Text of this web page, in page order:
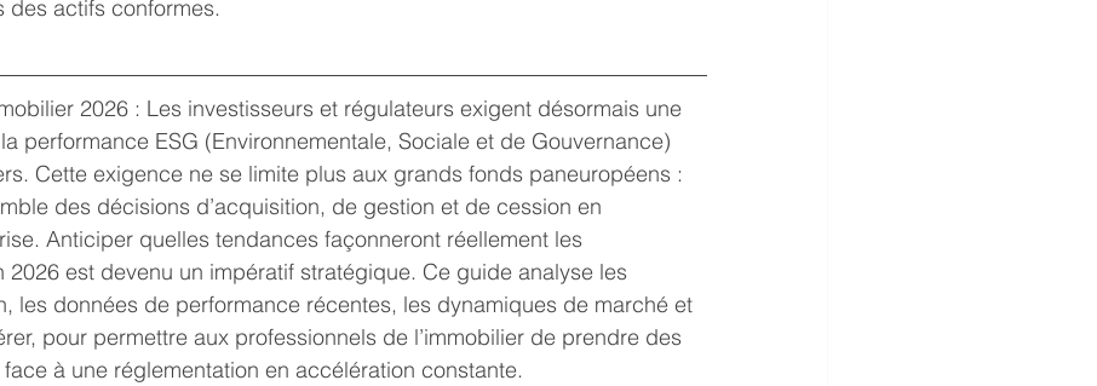
des actifs conformes.
2026 : Les investisseurs et régulateurs exigent désormais une
performance ESG (Environnementale, Sociale et de Gouvernance)
Cette exigence ne se limite plus aux grands fonds paneuropéens :
des décisions d’acquisition, de gestion et de cession en
Anticiper quelles tendances façonneront réellement les
2026 est devenu un impératif stratégique. Ce guide analyse les
les données de performance récentes, les dynamiques de marché et
pour permettre aux professionnels de l’immobilier de prendre des
à une réglementation en accélération constante.